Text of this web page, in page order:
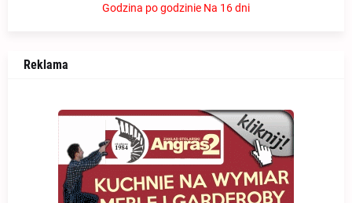
Godzina po godzinie Na 16 dni
Reklama